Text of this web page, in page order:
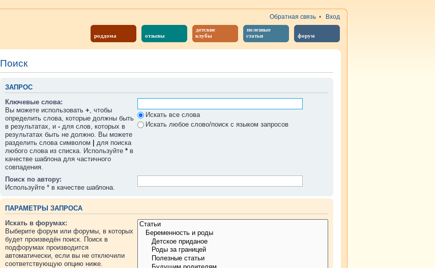
роддома отзывы
детские
клубы
полезные
статьи
форум
Обратная связь • Вход
Поиск
ЗАПРОС
Ключевые слова:
Вы можете использовать +, чтобы
определить слова, которые должны быть
в результатах, и - для слов, которых в
результатах быть не должно. Вы можете
разделить слова символом
для поиска
любого слова из списка. Используйте * в
качестве шаблона для частичного
совпадения.
Искать все слова
Искать любое слово/поиск с языком запросов
Поиск по автору:
Используйте * в качестве шаблона.
ПАРАМЕТРЫ ЗАПРОСА
Искать в форумах:
Выберите форум или форумы, в которых
будет произведён поиск. Поиск в
подфорумах производится
автоматически, если вы не отключили
соответствующую опцию ниже.